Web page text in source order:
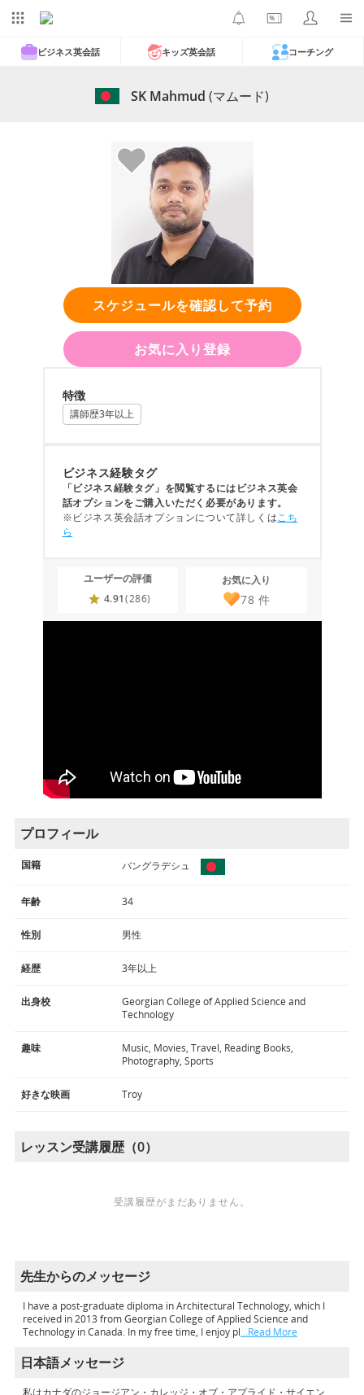
ビジネス英会話 キッズ英会話 コーチング
SK Mahmud (マムード)
スケジュールを確認して予約
お気に入り登録
特徴
講師歴3年以上
ビジネス経験タグ
「ビジネス経験タグ」を閲覧するにはビジネス英会
話オプションをご購入いただく必要があります。
※ビジネス英会話オプションについて詳しくはこち
ら
ユーザーの評価
4.91(286)
お気に入り
78 件
プロフィール
国籍 バングラデシュ
年齢 34
性別 男性
経歴 3年以上
出身校
Georgian College of Applied Science and
Technology
趣味
Music, Movies, Travel, Reading Books,
Photography, Sports
好きな映画 Troy
レッスン受講履歴（0）
受講履歴がまだありません。
先生からのメッセージ
I have a post-graduate diploma in Architectural Technology, which I
received in 2013 from Georgian College of Applied Science and
Technology in Canada. In my free time, I enjoy pl…Read More
日本語メッセージ
私はカナダのジョージアン・カレッジ・オブ・アプライド・サイエン